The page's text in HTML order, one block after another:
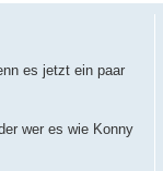
es jetzt ein paar
wer es wie Konny